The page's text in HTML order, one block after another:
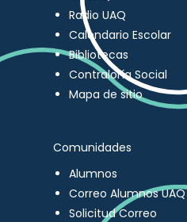
Radio UAQ
Calendario Escolar
Bibliotecas
Contraloría Social
Mapa de sitio
Comunidades
Alumnos
Correo Alumnos UAQ
Solicitud Correo